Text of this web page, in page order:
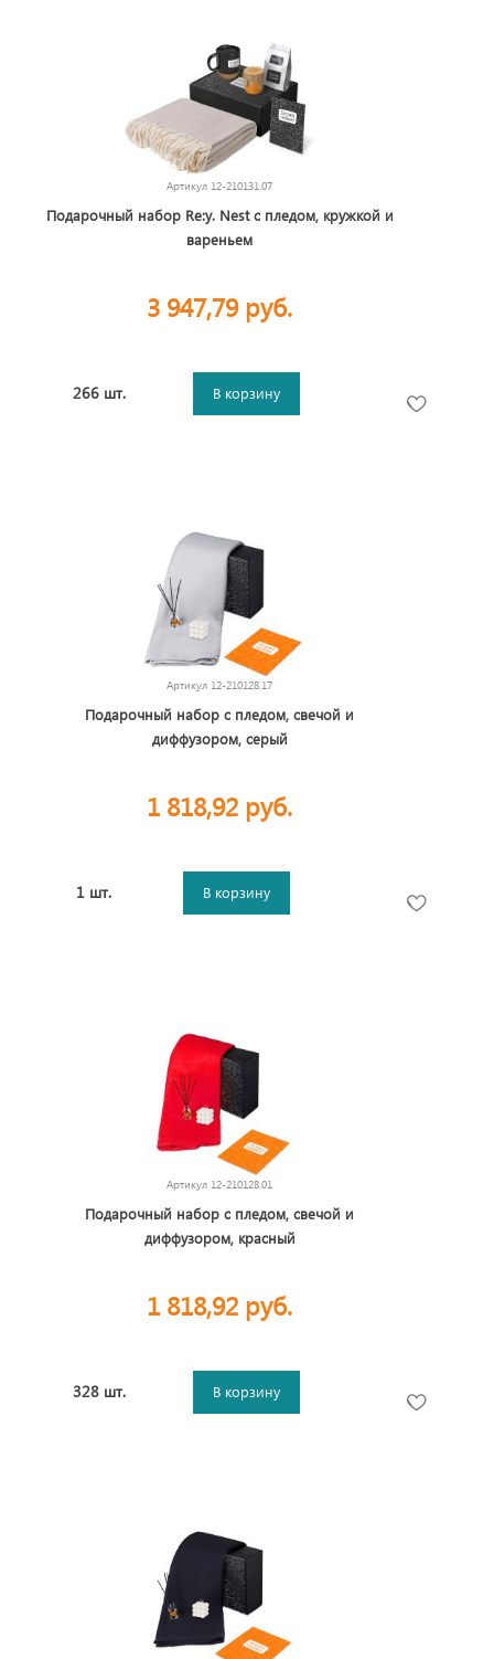
Артикул 12-210131.07
Подарочный набор Re:y. Nest с пледом, кружкой и
вареньем
3 947,79 руб.
266 шт. В корзину
Артикул 12-210128.17
Подарочный набор с пледом, свечой и
диффузором, серый
1 818,92 руб.
1 шт. В корзину
Артикул 12-210128.01
Подарочный набор с пледом, свечой и
диффузором, красный
1 818,92 руб.
328 шт. В корзину